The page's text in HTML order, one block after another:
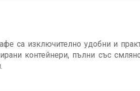
са изключително удобни и
контейнери, пълни със